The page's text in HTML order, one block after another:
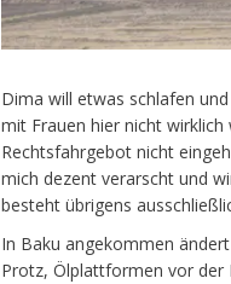
Dima will etwas schlafen
mit Frauen hier nicht
Rechtsfahrgebot nicht
mich dezent verarscht und
besteht übrigens
In Baku angekommen
Protz, Ölplattformen vor der